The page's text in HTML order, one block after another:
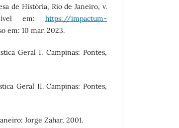
de História, Rio de Janeiro, v.
em: https://impactum-
em: 10 mar. 2023.
Geral I. Campinas: Pontes,
Geral II. Campinas: Pontes,
Jorge Zahar, 2001.